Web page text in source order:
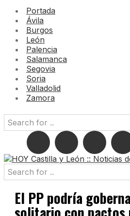
Portada
Ávila
Burgos
León
Palencia
Salamanca
Segovia
Soria
Valladolid
Zamora
El PP podría